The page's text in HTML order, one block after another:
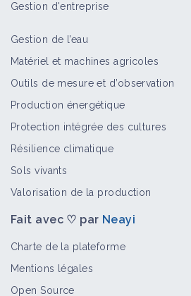
Gestion d'entreprise
Gestion de l’eau
Matériel et machines agricoles
Outils de mesure et d’observation
Production énergétique
Protection intégrée des cultures
Résilience climatique
Sols vivants
Valorisation de la production
Fait avec ♡ par Neayi
Charte de la plateforme
Mentions légales
Open Source